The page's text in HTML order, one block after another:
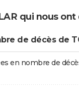
qui nous
de décès de
en nombre de